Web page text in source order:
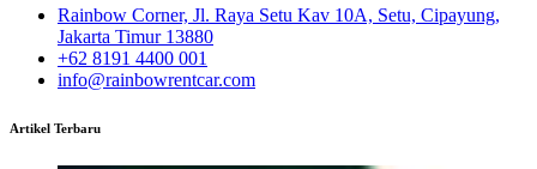
Rainbow Corner, Jl. Raya Setu Kav 10A, Setu, Cipayung,
Jakarta Timur 13880
+62 8191 4400 001
info@rainbowrentcar.com
Artikel Terbaru